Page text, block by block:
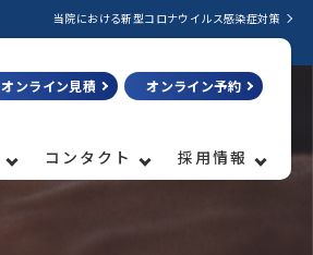
当院における新型コロナウイルス感染症対策
オンライン見積 オンライン予約
コンタクト 採用情報